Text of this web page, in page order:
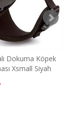
Dokuma Köpek
Xsmall Siyah